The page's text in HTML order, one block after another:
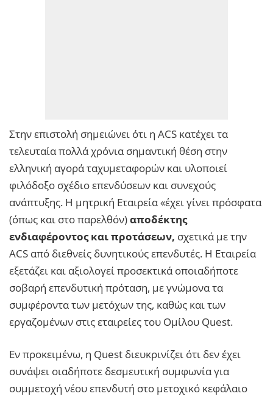
Στην επιστολή σημειώνει ότι η ACS κατέχει τα
τελευταία πολλά χρόνια σημαντική θέση στην
ελληνική αγορά ταχυμεταφορών και υλοποιεί
φιλόδοξο σχέδιο επενδύσεων και συνεχούς
ανάπτυξης. Η μητρική Εταιρεία «έχει γίνει πρόσφατα
(όπως και στο παρελθόν)αποδέκτης
ενδιαφέροντος και προτάσεων, σχετικά με την
ACS από διεθνείς δυνητικούς επενδυτές. Η Εταιρεία
εξετάζει και αξιολογεί προσεκτικά οποιαδήποτε
σοβαρή επενδυτική πρόταση, με γνώμονα τα
συμφέροντα των μετόχων της, καθώς και των
εργαζομένων στις εταιρείες του Ομίλου Quest.
Εν προκειμένω, η Quest διευκρινίζει ότι δεν έχει
συνάψει οιαδήποτε δεσμευτική συμφωνία για
συμμετοχή νέου επενδυτή στο μετοχικό κεφάλαιο